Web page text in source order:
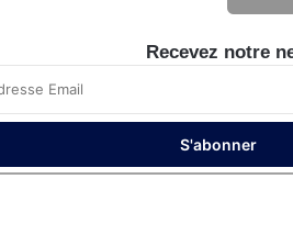
Recevez notre